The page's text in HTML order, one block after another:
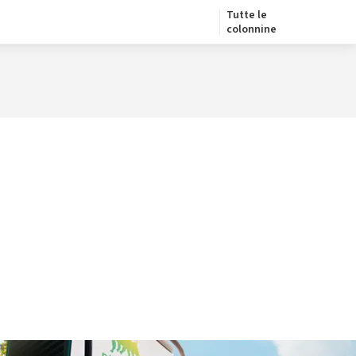
Tutte le
colonnine